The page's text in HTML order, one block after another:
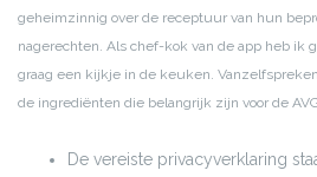
geheimzinnig over de receptuur van hun
nagerechten. Als chef-kok van de app heb ik
graag een kijkje in de keuken.
de ingrediënten die belangrijk zijn voor de
De vereiste privacyverklaring